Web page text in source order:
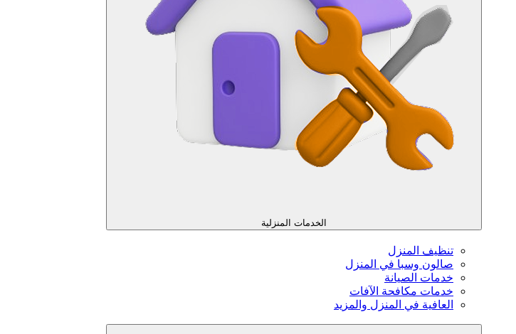
الخدمات المنزلية
تنظيف المنزل
صالون وسبا في المنزل
خدمات الصيانة
خدمات مكافحة الآفات
العافية في المنزل والمزيد